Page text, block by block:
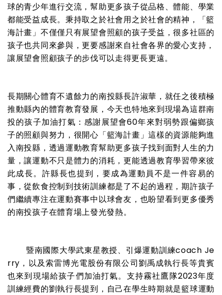
球的青少年進行交流，幫助更多孩子從品格、體能、學業
都能受益成長。秉持取之於社會用之於社會的精神，「籃
海計畫」不僅僅只有展望會照顧的孩子受益，很多社區的
孩子也共同來參與，更要感謝來自社會各界的愛心支持，
讓展望會照顧孩子的步伐可以走得更長更遠。
長期關心體育不遺餘力的南投縣長許淑華，就任之後積極
推動縣內的體育教育發展，今天也特地來到現場為這群南
投的孩子加油打氣：感謝展望會60年來對弱勢跟偏鄉孩
子的照顧與努力，很開心「籃海計畫」這樣的資源能夠進
入南投縣，透過運動教育幫助更多孩子找到面對人生的力
量，讓運動不只是體力的消耗，更能透過教育學習帶來彼
此成長。許縣長也提到，要成為運動員不是一件容易的
事，從飲食控制到技術訓練都是了不起的過程，期許孩子
們繼續專注在運動賽事中以球會友，也盼望看到更多優秀
的南投孩子在體育場上發光發熱。
暨南國際大學武東星教授、引爆運動訓練coach Je
rry，以及索雷博光電股份有限公司劉禹成執行長等貴賓
也來到現場給孩子們加油打氣。支持霧社鷹隊2023年度
訓練經費的劉執行長提到，自己在學生時期就是籃球運動